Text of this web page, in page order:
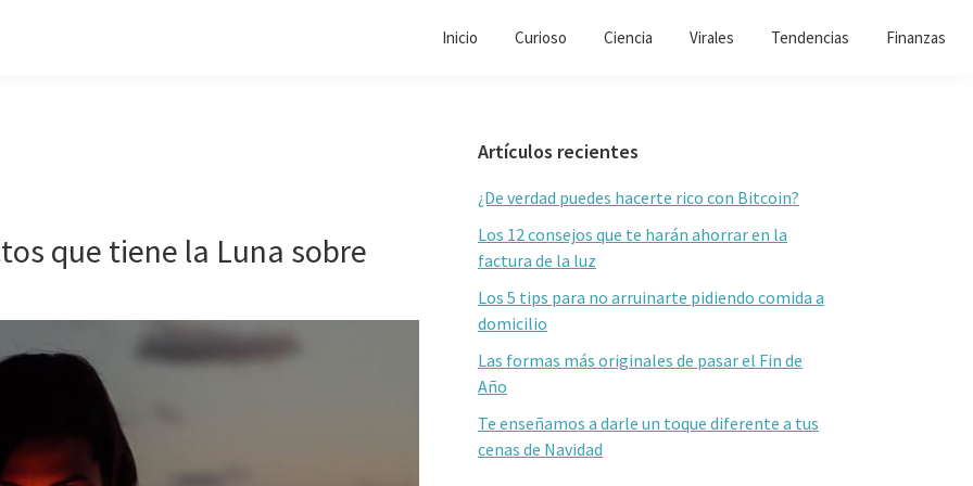
Inicio Curioso Ciencia Virales Tendencias Finanzas
que tiene la Luna sobre
Barra
lateral
primaria
Artículos recientes
¿De verdad puedes hacerte rico con Bitcoin?
Los 12 consejos que te harán ahorrar en la
factura de la luz
Los 5 tips para no arruinarte pidiendo comida a
domicilio
Las formas más originales de pasar el Fin de
Año
Te enseñamos a darle un toque diferente a tus
cenas de Navidad